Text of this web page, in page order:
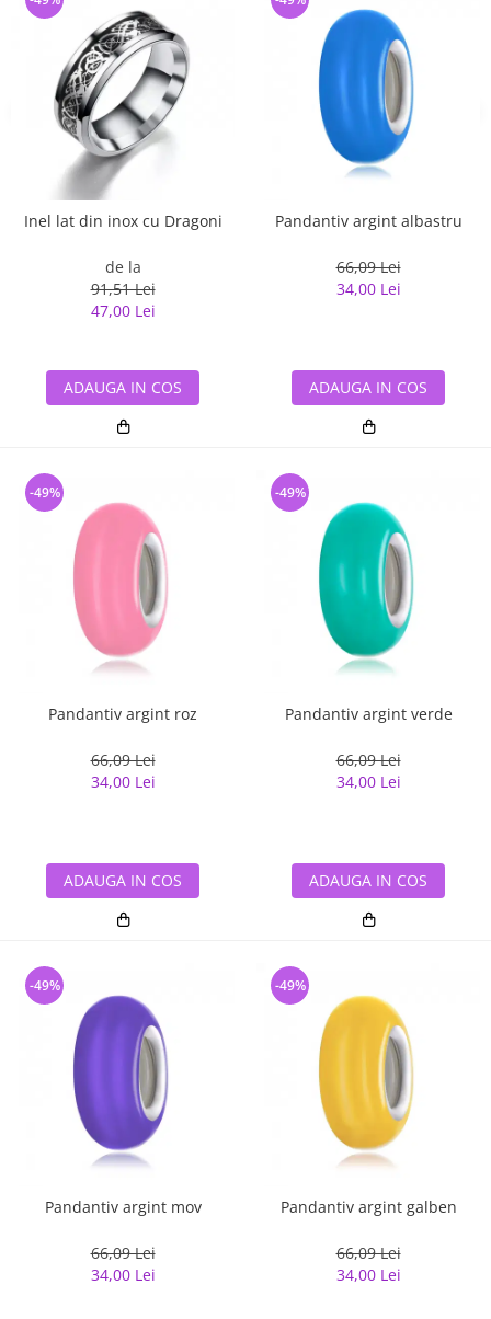
Inel lat din inox cu Dragoni
de la
91,51 Lei
47,00 Lei
ADAUGA IN COS
Pandantiv argint albastru
66,09 Lei
34,00 Lei
ADAUGA IN COS
Pandantiv argint roz
66,09 Lei
34,00 Lei
-49%
ADAUGA IN COS
Pandantiv argint verde
66,09 Lei
34,00 Lei
-49%
ADAUGA IN COS
Pandantiv argint mov
66,09 Lei
34,00 Lei
-49%
Pandantiv argint galben
66,09 Lei
34,00 Lei
-49%